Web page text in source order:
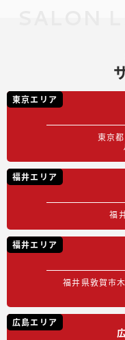
東京エリア
東京
福井エリア
福
福井エリア
福井県敦賀市
広島エリア